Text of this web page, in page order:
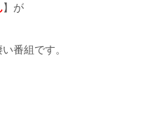
】が
番組です。